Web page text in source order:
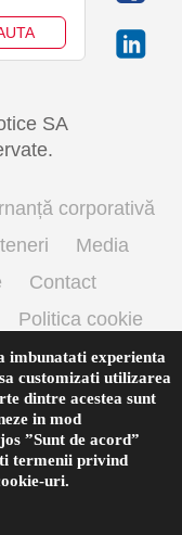
SA
corporativă
Media
Contact
Politica cookie
personal
imbunatati experienta
customizati utilizarea
dintre acestea sunt
in mod
”Sunt de acord”
termenii privind
uri.
Română